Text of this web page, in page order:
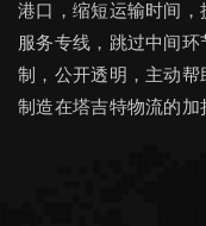
港口，缩短运输时间
服务专线，跳过中间
制，公开透明，主动
制造在塔吉特物流的加